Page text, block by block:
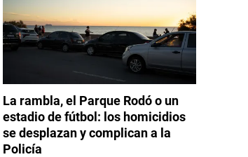
La rambla, el Parque Rodó o un
estadio de fútbol: los homicidios
se desplazan y complican a la
Policía